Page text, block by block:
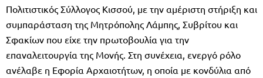
Πολιτιστικός Σύλλογος Κισσού, με την αμέριστη στήριξη και
συμπαράσταση της Μητρόπολης Λάμπης, Συβρίτου και
Σφακίων που είχε την πρωτοβουλία για την
επαναλειτουργία της Μονής. Στη συνέχεια, ενεργό ρόλο
ανέλαβε η Εφορία Αρχαιοτήτων, η οποία με κονδύλια από